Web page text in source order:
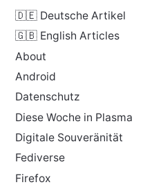
🇩🇪 Deutsche Artikel
🇬🇧 English Articles
About
Android
Datenschutz
Diese Woche in Plasma
Digitale Souveränität
Fediverse
Firefox